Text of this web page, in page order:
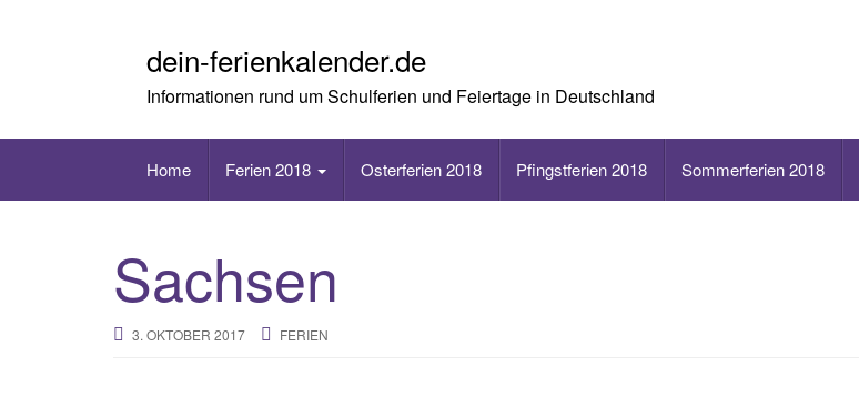
dein-ferienkalender.de
Informationen rund um Schulferien und Feiertage in Deutschland
Home Ferien 2018 Osterferien 2018 Pfingstferien 2018 Sommerferien 2018
Sachsen
3. OKTOBER 2017 FERIEN